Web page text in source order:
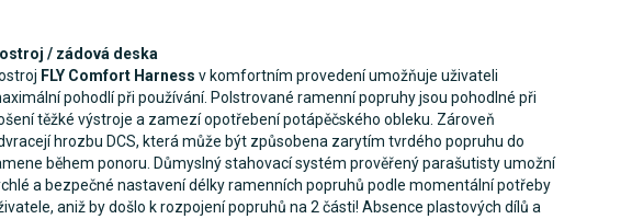
/ zádová deska
FLY Comfort Harness v komfortním provedení umožňuje uživateli
pohodlí při používání. Polstrované ramenní popruhy jsou pohodlné při
těžké výstroje a zamezí opotřebení potápěčského obleku. Zároveň
hrozbu DCS, která může být způsobena zarytím tvrdého popruhu do
během ponoru. Důmyslný stahovací systém prověřený parašutisty umožní
a bezpečné nastavení délky ramenních popruhů podle momentální potřeby
aniž by došlo k rozpojení popruhů na 2 části! Absence plastových dílů a